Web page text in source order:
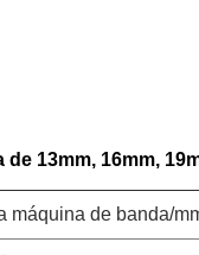
13mm, 16mm,
máquina de banda/